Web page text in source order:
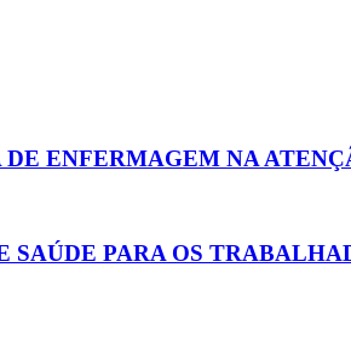
ENFERMAGEM NA
PARA OS